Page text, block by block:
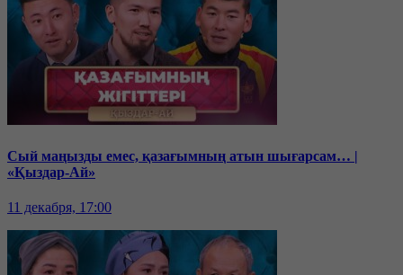
Сый маңызды емес, қазағымның атын шығарсам… |
«Қыздар-Ай»
11 декабря, 17:00